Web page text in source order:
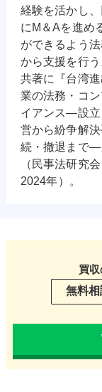
経験を活かし
にM＆Aを進め
ができるよう
から支援を行う
共著に『台湾
業の法務・コン
イアンス―設立
営から紛争解
続・撤退まで―
（民事法研究会
2024年）。
買
無料相